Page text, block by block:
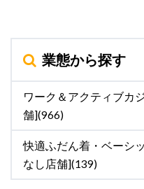
業態から探す
ワーク＆アクティブカ
舗](966)
快適ふだん着・ベーシ
なし店舗](139)